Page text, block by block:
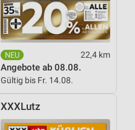
22,4 km
Angebote ab 08.08.
Gültig bis Fr. 14.08.
XXXLutz